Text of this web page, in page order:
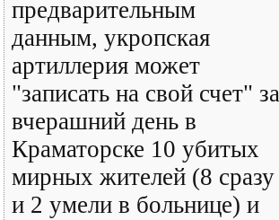
предварительным
данным, укропская
артиллерия может
"записать на свой счет" за
вчерашний день в
Краматорске 10 убитых
мирных жителей (8 сразу
и 2 умели в больнице) и